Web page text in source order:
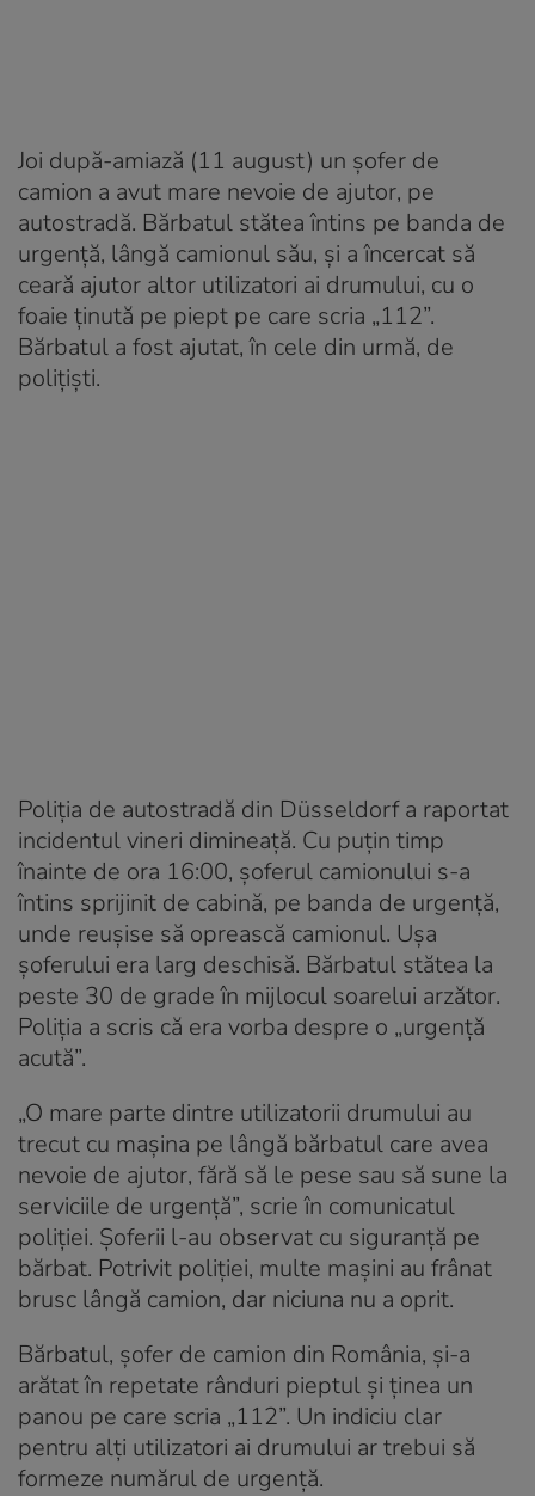
Joi după-amiază (11 august) un șofer de
camion a avut mare nevoie de ajutor, pe
autostradă. Bărbatul stătea întins pe banda de
urgență, lângă camionul său, și a încercat să
ceară ajutor altor utilizatori ai drumului, cu o
foaie ținută pe piept pe care scria „112”.
Bărbatul a fost ajutat, în cele din urmă, de
polițiști.
Poliția de autostradă din Düsseldorf a raportat
incidentul vineri dimineață. Cu puțin timp
înainte de ora 16:00, șoferul camionului s-a
întins sprijinit de cabină, pe banda de urgență,
unde reușise să oprească camionul. Ușa
șoferului era larg deschisă. Bărbatul stătea la
peste 30 de grade în mijlocul soarelui arzător.
Poliția a scris că era vorba despre o „urgență
acută”.
„O mare parte dintre utilizatorii drumului au
trecut cu mașina pe lângă bărbatul care avea
nevoie de ajutor, fără să le pese sau să sune la
serviciile de urgență”, scrie în comunicatul
poliției. Șoferii l-au observat cu siguranță pe
bărbat. Potrivit poliției, multe mașini au frânat
brusc lângă camion, dar niciuna nu a oprit.
Bărbatul, șofer de camion din România, și-a
arătat în repetate rânduri pieptul și ținea un
panou pe care scria „112”. Un indiciu clar
pentru alți utilizatori ai drumului ar trebui să
formeze numărul de urgență.